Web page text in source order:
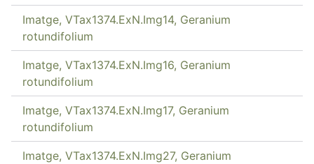
Imatge, VTax1374.ExN.Img14, Geranium
rotundifolium
Imatge, VTax1374.ExN.Img16, Geranium
rotundifolium
Imatge, VTax1374.ExN.Img17, Geranium
rotundifolium
Imatge, VTax1374.ExN.Img27, Geranium